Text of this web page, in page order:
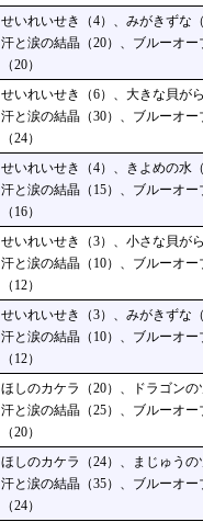
せいれいせき（4）、みがきずな
汗と涙の結晶（20）、ブルーオ
（20）
せいれいせき（6）、大きな貝が
汗と涙の結晶（30）、ブルーオ
（24）
せいれいせき（4）、きよめの水
汗と涙の結晶（15）、ブルーオ
（16）
せいれいせき（3）、小さな貝が
汗と涙の結晶（10）、ブルーオ
（12）
せいれいせき（3）、みがきずな
汗と涙の結晶（10）、ブルーオ
（12）
ほしのカケラ（20）、ドラゴンの
汗と涙の結晶（25）、ブルーオ
（20）
ほしのカケラ（24）、まじゅうの
汗と涙の結晶（35）、ブルーオ
（24）